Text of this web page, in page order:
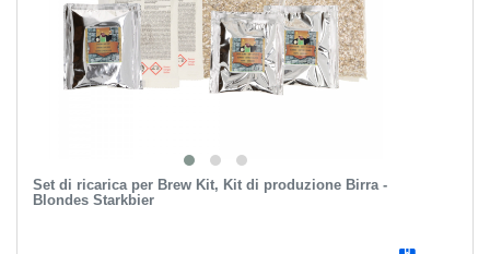
Set di ricarica per Brew Kit, Kit di produzione Birra -
Blondes Starkbier